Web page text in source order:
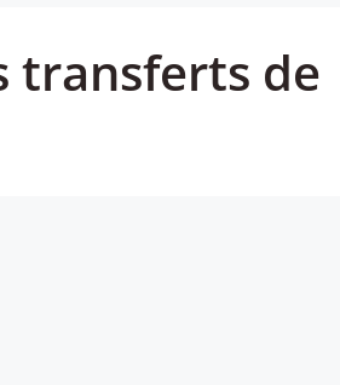
transferts de